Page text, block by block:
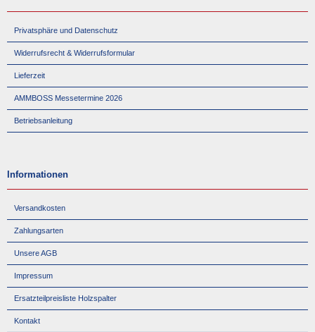
Privatsphäre und Datenschutz
Widerrufsrecht & Widerrufsformular
Lieferzeit
AMMBOSS Messetermine 2026
Betriebsanleitung
Informationen
Versandkosten
Zahlungsarten
Unsere AGB
Impressum
Ersatzteilpreisliste Holzspalter
Kontakt